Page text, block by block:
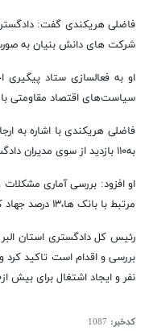
فاضلی هریکندی گفت:
شرکت های دانش بنیان به
سیاست‌های اقتصاد مقاومتی با مدیریت وی تشکیل شده
به۱۱۰ بازدید از سوی مدیران دادگستری استان از این واحدها شده است.
مرتبط با بانک ها،۱۳ درصد جهاد کشاورزی، ۵ درصد شهرک های صنعتی، ۴ درصد شهرداری ها، یک درصد ورشکستگی و۲۱ درصد مرتبط با سایر سازمان‌ها بوده است.
نفر و ایجاد اشتغال برای بیش از۲۴۰۰نفر شده است.
کدخبر: 1087